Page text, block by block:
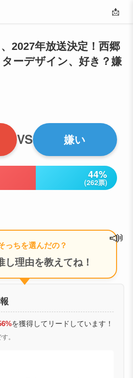
📩
2027年放送決定！西郷
ーデザイン、好き？嫌
VS 嫌い
44%
(262票)
っちを選んだの？
し理由を教えてね！
📣
を獲得してリードしています！
。